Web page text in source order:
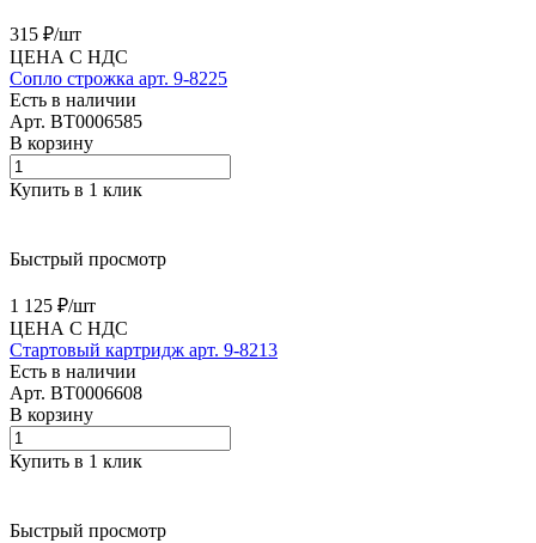
315 ₽/шт
ЦЕНА С НДС
Сопло строжка арт. 9-8225
Есть в наличии
Арт. BT0006585
В корзину
Купить в 1 клик
Быстрый просмотр
1 125 ₽/шт
ЦЕНА С НДС
Стартовый картридж арт. 9-8213
Есть в наличии
Арт. BT0006608
В корзину
Купить в 1 клик
Быстрый просмотр